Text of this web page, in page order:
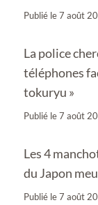
Publié le7 août
La police
téléphones
tokuryu »
Publié le7 août
Les 4
du Japon
Publié le7 août